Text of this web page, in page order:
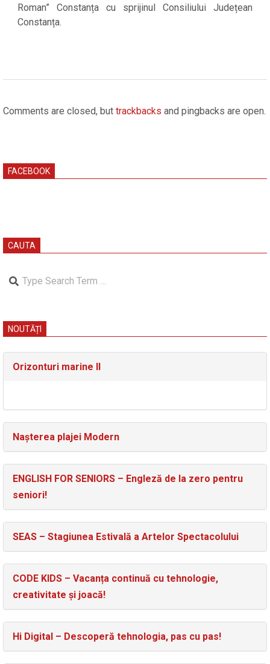
Roman” Constanța cu sprijinul Consiliului Județean
Constanța.
11
Comments are closed, but trackbacks and pingbacks are open.
FACEBOOK
CAUTA
Search
NOUTĂȚI
Orizonturi marine II
Nașterea plajei Modern
ENGLISH FOR SENIORS – Engleză de la zero pentru
seniori!
SEAS – Stagiunea Estivală a Artelor Spectacolului
CODE KIDS – Vacanța continuă cu tehnologie,
creativitate și joacă!
Hi Digital – Descoperă tehnologia, pas cu pas!